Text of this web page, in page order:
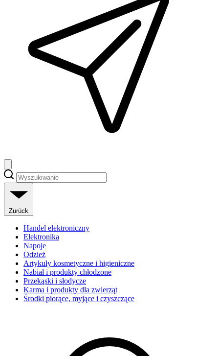
Zurück
Handel elektroniczny
Elektronika
Napoje
Odzież
Artykuły kosmetyczne i higieniczne
Nabiał i produkty chłodzone
Przekąski i słodycze
Karma i produkty dla zwierząt
Środki piorące, myjące i czyszczące